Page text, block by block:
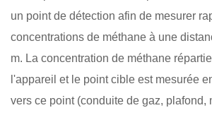
un point de détection afin de mesurer
concentrations de méthane à une
m. La concentration de méthane
l'appareil et le point cible est mesurée
vers ce point (conduite de gaz, plafond,